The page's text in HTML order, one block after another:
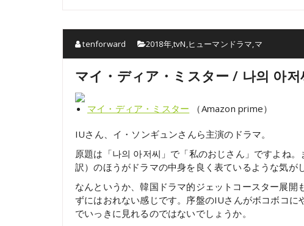
tenforward 2018年,tvN,ヒューマンドラマ,マ
マイ・ディア・ミスター / 나의 아저
マイ・ディア・ミスター （Amazon prime）
IUさん、イ・ソンギュンさんら主演のドラマ。
原題は「나의 아저씨」で「私のおじさん」ですよね
訳）のほうがドラマの中身を良く表ているような気が
なんというか、韓国ドラマ的ジェットコースター展
ずにはおれない感じです。序盤のIUさんがボコボコに
でいっきに見れるのではないでしょうか。